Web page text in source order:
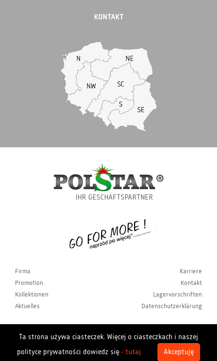
Ta strona używa ciasteczek. Więcej o ciasteczkach i naszej
polityce prywatności dowiedz się - tutaj Akceptuję
KONTAKT
IHR GESCHÄFTSPARTNER
Firma
Promotion
Kollektionen
Aktuelles
Karriere
Kontakt
Lagervorschriften
Datenschutzerklärung
Copyrights Polstar 2026. All rights reserved. Polstar